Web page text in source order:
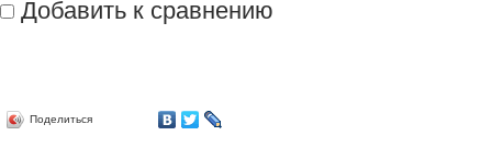
Добавить к сравнению
Поделиться